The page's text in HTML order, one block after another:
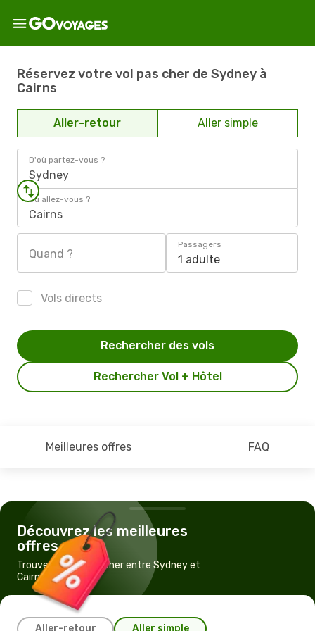
Réservez votre vol pas cher de Sydney à
Cairns
Aller-retour Aller simple
D'où partez-vous ?
Sydney
Où allez-vous ?
Cairns
Quand ?
Passagers
1 adulte
Vols directs
Rechercher Vol + Hôtel
Rechercher des vols
Meilleures offres FAQ
Découvrez les meilleures
offres
Trouvez un vol pas cher entre Sydney et
Cairns
Aller-retour Aller simple